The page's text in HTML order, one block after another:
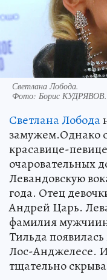
Светлана Лобода.
Фото: Борис КУДРЯВОВ.
Светлана Лобода
замужем.Однако
красавице-
очаровательных
Левандовскую
года. Отец
Андрей Царь.
фамилия
Тильда появилась
Лос-Анджелесе.
тщательно